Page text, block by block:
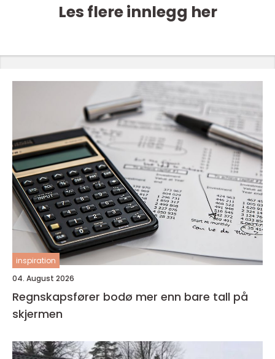
Les flere innlegg her
inspiration
04. August 2026
Regnskapsfører bodø mer enn bare tall på
skjermen